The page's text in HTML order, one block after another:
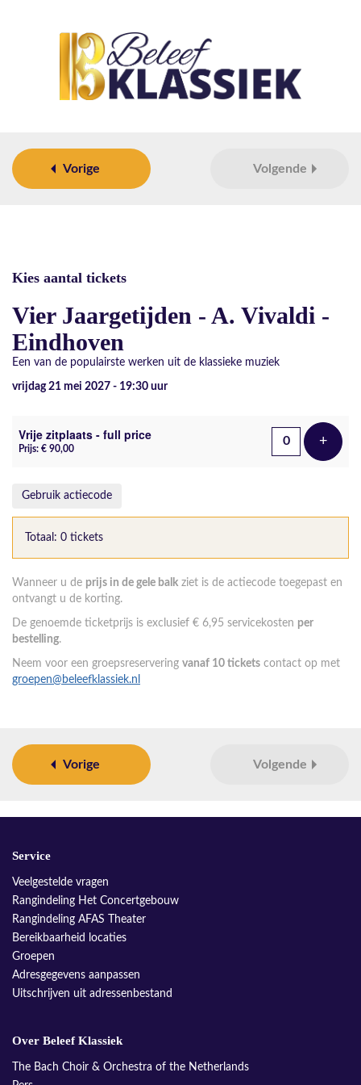
Vorige Volgende
Kies aantal tickets
Vier Jaargetijden - A. Vivaldi -
Eindhoven
Een van de populairste werken uit de klassieke muziek
vrijdag 21 mei 2027 - 19:30 uur
Vrije zitplaats - full price
Prijs: € 90,00 +Voeg
Gebruik actiecode
Totaal: 0 tickets
Wanneer u de prijs in de gele balk ziet is de actiecode toegepast en
ontvangt u de korting.
De genoemde ticketprijs is exclusief € 6,95 servicekosten per
bestelling.
Neem voor een groepsreservering vanaf 10 tickets contact op met
groepen@beleefklassiek.nl
Vorige Volgende
Service
Veelgestelde vragen
Rangindeling Het Concertgebouw
Rangindeling AFAS Theater
Bereikbaarheid locaties
Groepen
Adresgegevens aanpassen
Uitschrijven uit adressenbestand
Over Beleef Klassiek
The Bach Choir & Orchestra of the Netherlands